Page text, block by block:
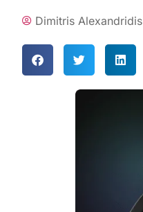
Dimitris Alexandridis